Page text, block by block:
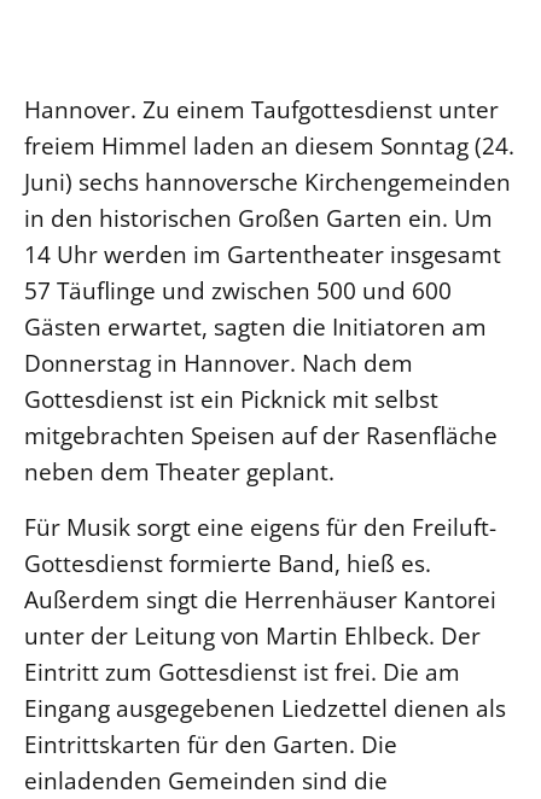
Hannover. Zu einem Taufgottesdienst unter
freiem Himmel laden an diesem Sonntag (24.
Juni) sechs hannoversche Kirchengemeinden
in den historischen Großen Garten ein. Um
14 Uhr werden im Gartentheater insgesamt
57 Täuflinge und zwischen 500 und 600
Gästen erwartet, sagten die Initiatoren am
Donnerstag in Hannover. Nach dem
Gottesdienst ist ein Picknick mit selbst
mitgebrachten Speisen auf der Rasenfläche
neben dem Theater geplant.
Für Musik sorgt eine eigens für den Freiluft-
Gottesdienst formierte Band, hieß es.
Außerdem singt die Herrenhäuser Kantorei
unter der Leitung von Martin Ehlbeck. Der
Eintritt zum Gottesdienst ist frei. Die am
Eingang ausgegebenen Liedzettel dienen als
Eintrittskarten für den Garten. Die
einladenden Gemeinden sind die
LANDESKIRCHENAMT
Willkommen
Kollegium
Abteilungen des Landeskirchenamts
Rechnungsprüfungsamt
Fachstelle Sexualisierte Gewalt
Beschwerdestellen
Kirchenämter
Gleichstellung
Datenschutz
Geschäftsstelle Landessynode
LANDESSYNODE
27. Landessynode
Kontakt
Hintergrund
Glaubensbekenntnis
Positionen
Ökumene
Religionen
KLIMASCHUTZ
Nachhaltigkeit
Erneuerbare Energien
Mobilität
Naturschutz
Gebäude
Kontakt
Barrierefreiheit
Presse
Freie Stellen
Service für Gemeinden
Suche